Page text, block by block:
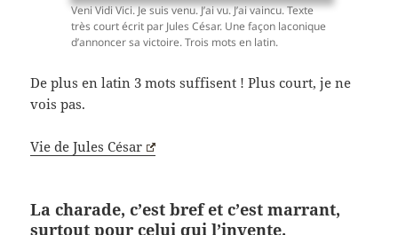
Veni Vidi Vici. Je suis venu. J’ai vu. J’ai vaincu. Texte
très court écrit par Jules César. Une façon laconique
d’annoncer sa victoire. Trois mots en latin.
De plus en latin 3 mots suffisent ! Plus court, je ne
vois pas.
Vie de Jules César
La charade, c’est bref et c’est marrant,
surtout pour celui qui l’invente.